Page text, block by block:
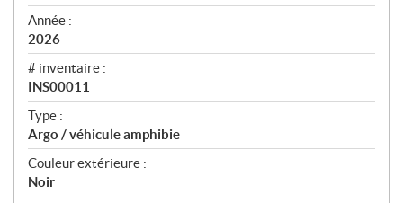
Année :
2026
# inventaire :
INS00011
Type :
Argo / véhicule amphibie
Couleur extérieure :
Noir